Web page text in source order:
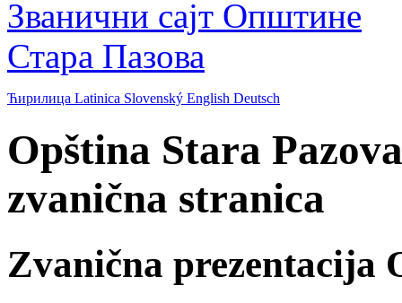
Ћирилица Latinica Slovenský English Deutsch
Opština Stara
zvanična stranica
Zvanična prezentacija